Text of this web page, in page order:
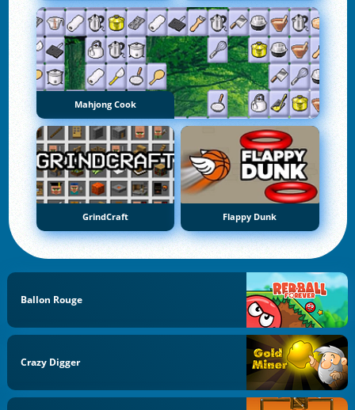
Mahjong Cook
GrindCraft Flappy Dunk
Ballon Rouge
Crazy Digger